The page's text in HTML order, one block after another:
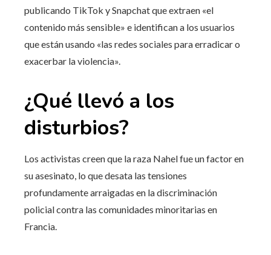
publicando TikTok y Snapchat que extraen «el
contenido más sensible» e identifican a los usuarios
que están usando «las redes sociales para erradicar o
exacerbar la violencia».
¿Qué llevó a los
disturbios?
Los activistas creen que la raza Nahel fue un factor en
su asesinato, lo que desata las tensiones
profundamente arraigadas en la discriminación
policial contra las comunidades minoritarias en
Francia.